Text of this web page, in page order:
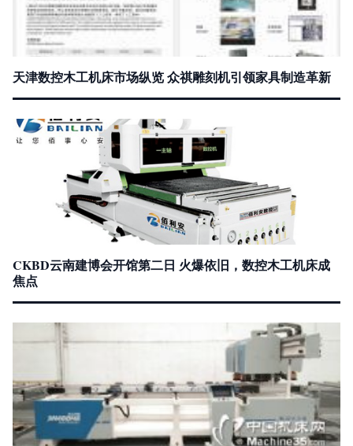
天津数控木工机床市场纵览 众祺雕刻机引领家具制造革新
CKBD云南建博会开馆第二日 火爆依旧，数控木工机床成
焦点